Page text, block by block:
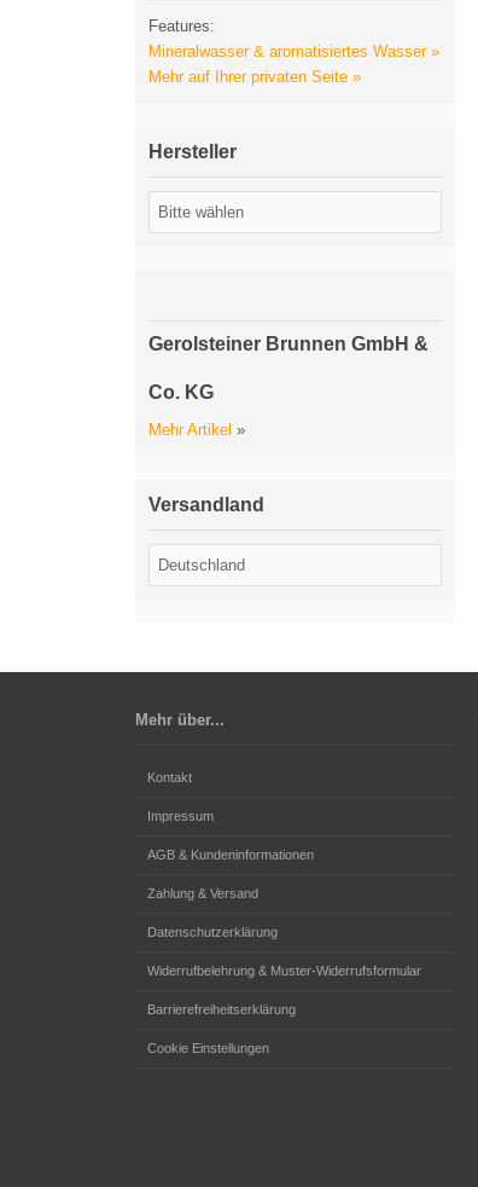
Features:
Mineralwasser & aromatisiertes Wasser »
Mehr auf Ihrer privaten Seite »
Hersteller
Gerolsteiner Brunnen GmbH &
Co. KG
Mehr Artikel »
Versandland
Mehr über...
Kontakt
Impressum
AGB & Kundeninformationen
Zahlung & Versand
Datenschutzerklärung
Widerrufbelehrung & Muster-Widerrufsformular
Barrierefreiheitserklärung
Cookie Einstellungen